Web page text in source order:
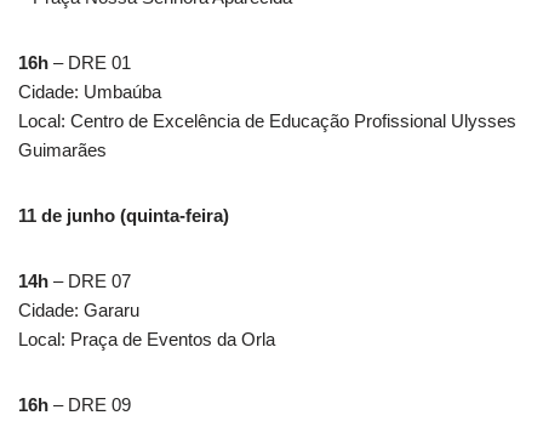
16h – DRE 01
Cidade: Umbaúba
Local: Centro de Excelência de Educação Profissional Ulysses
Guimarães
11 de junho (quinta-feira)
14h – DRE 07
Cidade: Gararu
Local: Praça de Eventos da Orla
16h – DRE 09